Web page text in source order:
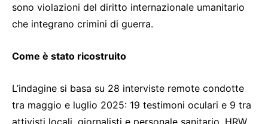
sono violazioni del diritto internazionale umanitario
che integrano crimini di guerra.
Come è stato ricostruito
L’indagine si basa su 28 interviste remote condotte
tra maggio e luglio 2025: 19 testimoni oculari e 9 tra
attivisti locali, giornalisti e personale sanitario. HRW